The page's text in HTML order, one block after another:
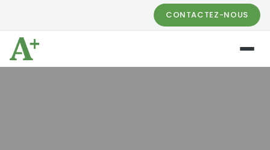
CONTACTEZ-NOUS